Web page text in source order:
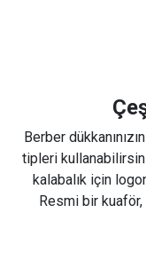
Berber
tipleri
kalabalık için
Resmi bir